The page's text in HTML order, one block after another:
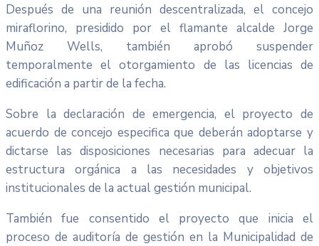
Después de una reunión descentralizada, el concejo
miraflorino, presidido por el flamante alcalde Jorge
Muñoz Wells, también aprobó suspender
temporalmente el otorgamiento de las licencias de
edificación a partir de la fecha.
Sobre la declaración de emergencia, el proyecto de
acuerdo de concejo especifica que deberán adoptarse y
dictarse las disposiciones necesarias para adecuar la
estructura orgánica a las necesidades y objetivos
institucionales de la actual gestión municipal.
También fue consentido el proyecto que inicia el
proceso de auditoría de gestión en la Municipalidad de